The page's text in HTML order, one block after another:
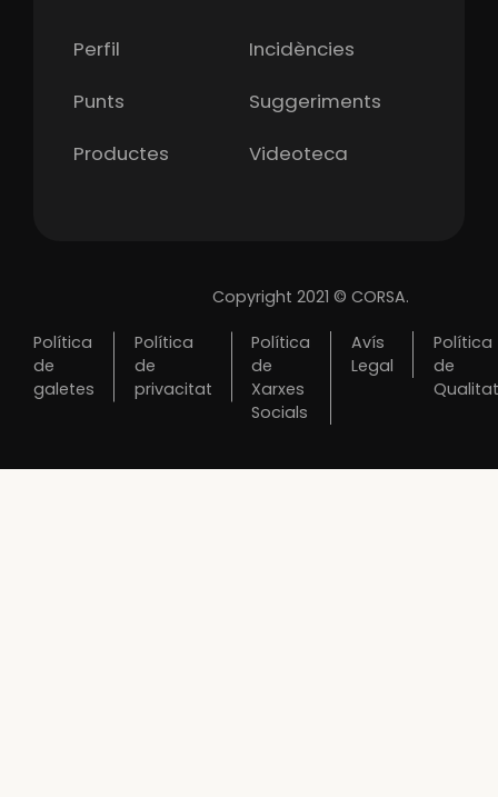
Perfil
Incidències
Punts
Suggeriments
Productes
Videoteca
Copyright 2021 © CORSA.
Política
de
galetes
Política
de
privacitat
Política
de
Xarxes
Socials
Avís
Legal
Política
de